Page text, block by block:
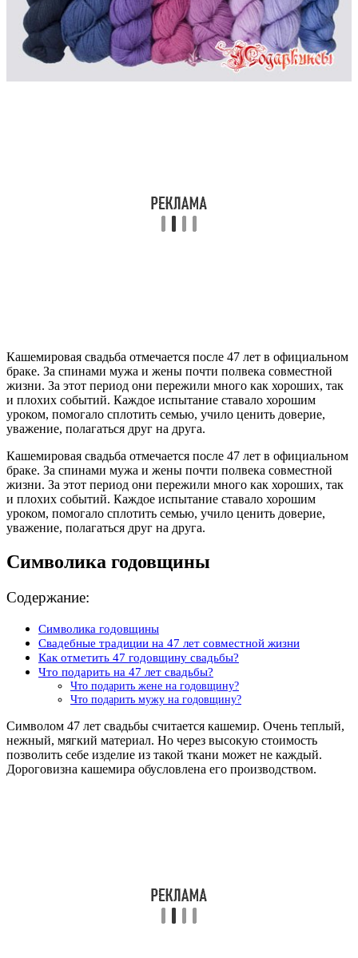
Кашемировая свадьба отмечается после 47 лет в официальном
браке. За спинами мужа и жены почти полвека совместной
жизни. За этот период они пережили много как хороших, так
и плохих событий. Каждое испытание ставало хорошим
уроком, помогало сплотить семью, учило ценить доверие,
уважение, полагаться друг на друга.
Кашемировая свадьба отмечается после 47 лет в официальном
браке. За спинами мужа и жены почти полвека совместной
жизни. За этот период они пережили много как хороших, так
и плохих событий. Каждое испытание ставало хорошим
уроком, помогало сплотить семью, учило ценить доверие,
уважение, полагаться друг на друга.
Символика годовщины
Содержание:
Символика годовщины
Свадебные традиции на 47 лет совместной жизни
Как отметить 47 годовщину свадьбы?
Что подарить на 47 лет свадьбы?
Что подарить жене на годовщину?
Что подарить мужу на годовщину?
Символом 47 лет свадьбы считается кашемир. Очень теплый,
нежный, мягкий материал. Но через высокую стоимость
позволить себе изделие из такой ткани может не каждый.
Дороговизна кашемира обусловлена его производством.